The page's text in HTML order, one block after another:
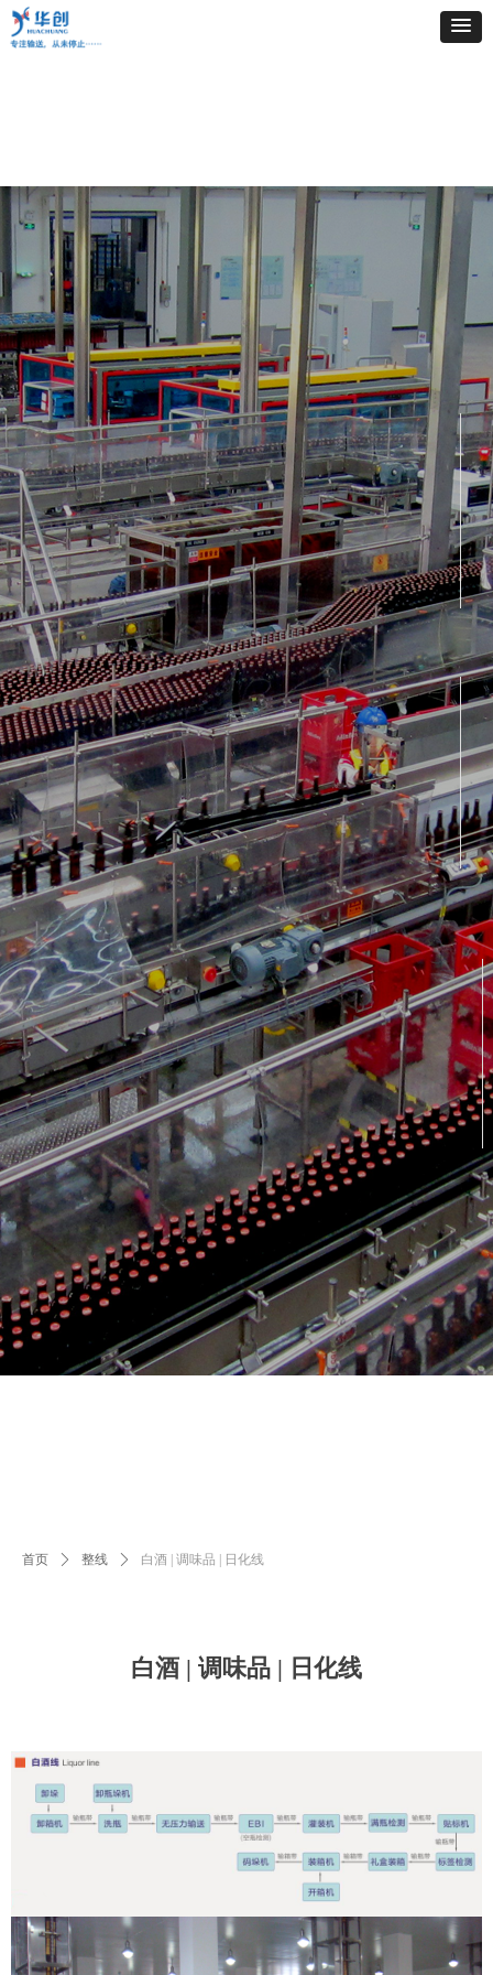
首页 ꄲ 整线 ꄲ 白酒 | 调味品 | 日化线
白酒 | 调味品 | 日化线